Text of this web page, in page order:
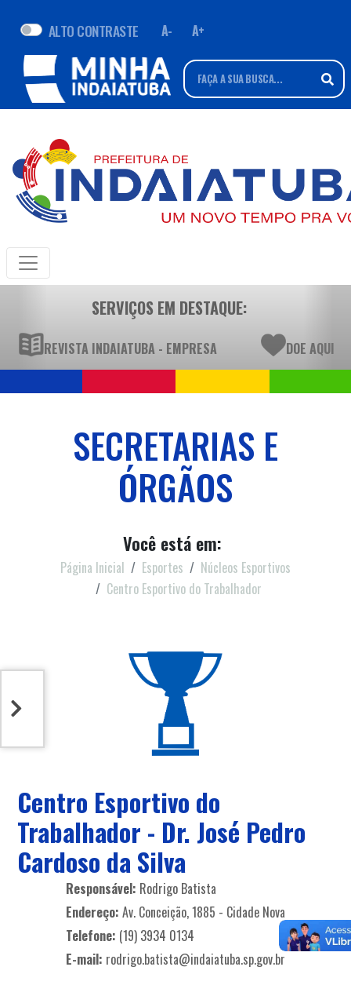
ALTO CONTRASTE A- A+
SERVIÇOS EM DESTAQUE:
REVISTA INDAIATUBA - EMPRESA DOE AQUI
SECRETARIAS E
ÓRGÃOS
Você está em:
Página Inicial Esportes
Núcleos Esportivos
Centro Esportivo do Trabalhador
Centro Esportivo do
Trabalhador - Dr. José Pedro
Cardoso da Silva
Responsável: Rodrigo Batista
Endereço: Av. Conceição, 1885 - Cidade Nova
Telefone: (19) 3934 0134
E-mail: rodrigo.batista@indaiatuba.sp.gov.br